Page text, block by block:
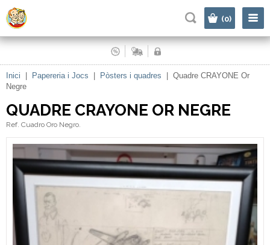
(0)
Inici Papereria i Jocs Pòsters i quadres
Quadre CRAYONE Or
Negre
QUADRE CRAYONE OR NEGRE
Ref. Cuadro Oro Negro.